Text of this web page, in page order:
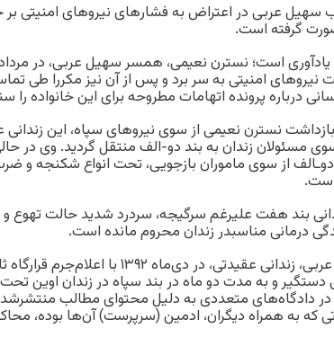
سهیل عربی در اعتراض به فشارهای نیروهای امنیتی بر
گرفته است.
یادآوری است؛ نسترن نعیمی، همسر سهیل عربی، در
نیروهای امنیتی به سر برد و پس از آن نیز مکررا طی
درباره پرونده اتهامات مطروحه برای این خانواده را
نسترن نعیمی از سوی نیروهای سپاه، این زندانی
مسئولان زندان به بند دو-الف منتقل گردید. وی در
دوـالف از سوی ماموران بازجویی، تحت انواع شکنجه و
بند هفت علیرغم سرگیجه، سردرد شدید حالت تهوع
درمانی مناسبدر زندان محروم مانده است.
سهیل عربی، زندانی عقیدتی، در دی‌ماه
دستگیر و به مدت دو ماه در بند سپاه در زندان اوین
در دادگاه‌های متعددی به دلیل محتوای مطالب
که به همراه دیگران، ادمین (سرپرست) آن‌ها بوده،